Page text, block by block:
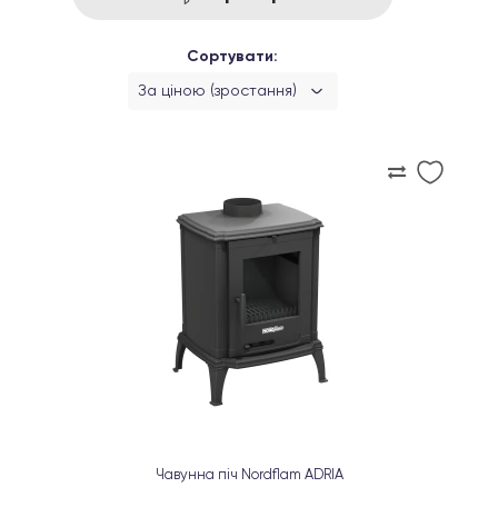
Сортувати:
За ціною (зростання)
Чавунна піч Nordflam ADRIA